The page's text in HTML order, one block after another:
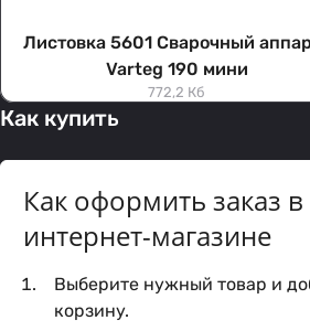
Листовка 5601 Сварочный
Varteg 190 мини
772,2 Кб
Как купить
Как оформить заказ
интернет-магазине
Выберите нужный товар и
корзину.